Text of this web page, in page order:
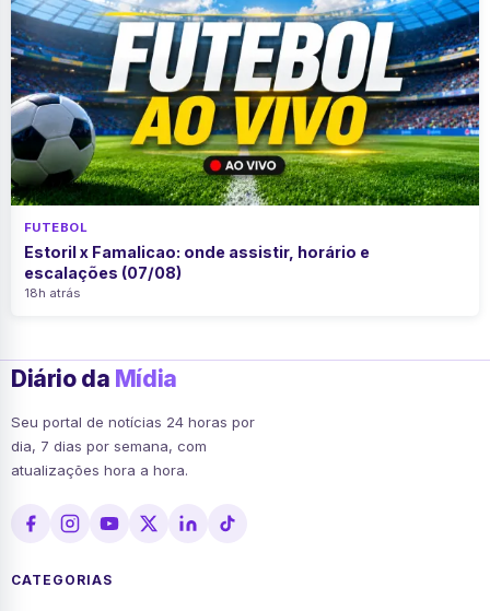
FUTEBOL
Estoril x Famalicao: onde assistir, horário e
escalações (07/08)
18h atrás
Diário da Mídia
Seu portal de notícias 24 horas por
dia, 7 dias por semana, com
atualizações hora a hora.
CATEGORIAS